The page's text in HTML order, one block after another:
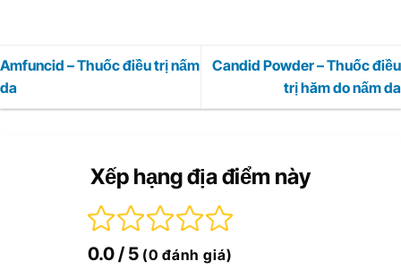
Amfuncid – Thuốc điều trị nấm
da
Candid Powder – Thuốc điều
trị hăm do nấm da
Xếp hạng địa điểm này
0.0 / 5 (0 đánh giá)